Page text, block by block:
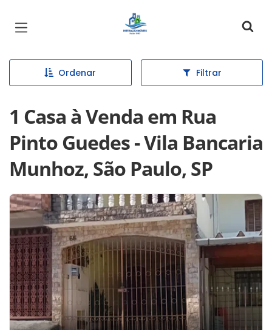
Página inicial
Ordenar Filtrar
1 Casa à Venda em Rua
Pinto Guedes - Vila Bancaria
Munhoz, São Paulo, SP